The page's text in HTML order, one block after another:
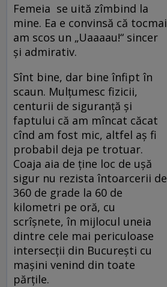
Femeia se uită zîmbind la
mine. Ea e convinsă că tocmai
am scos un „Uaaaau!“ sincer
și admirativ.
Sînt bine, dar bine înfipt în
scaun. Mulțumesc fizicii,
centurii de siguranță și
faptului că am mîncat căcat
cînd am fost mic, altfel aș fi
probabil deja pe trotuar.
Coaja aia de ține loc de ușă
sigur nu rezista întoarcerii de
360 de grade la 60 de
kilometri pe oră, cu
scrîșnete, în mijlocul uneia
dintre cele mai periculoase
intersecții din București cu
mașini venind din toate
părțile.